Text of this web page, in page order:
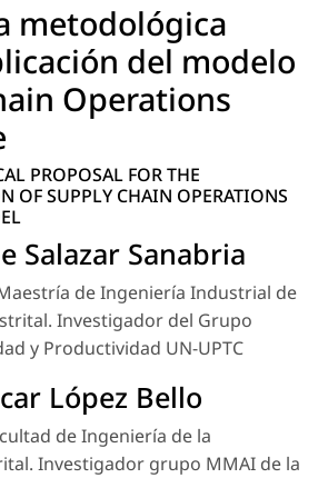
metodológica
del modelo
Operations
PROPOSAL FOR THE
OF SUPPLY CHAIN OPERATIONS
Salazar Sanabria
de Ingeniería Industrial de
Investigador del Grupo
y Productividad UN-UPTC
López Bello
de Ingeniería de la
Investigador grupo MMAI de la